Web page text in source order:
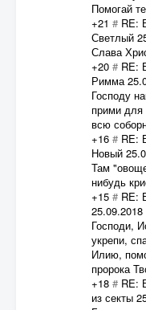
Помогай
+21 # RE:
Светлый
Слава
+20 # RE:
Римма
Господу
прими для
всю
+16 # RE:
Новый
Там
нибудь
+15 # RE:
25.09.2018
Господи,
укрепи,
Илию,
пророка
+18 # RE:
из секты